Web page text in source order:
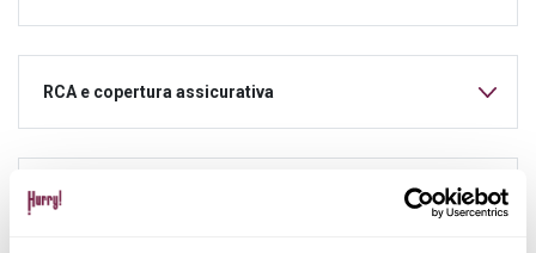
RCA e copertura assicurativa
Manutenzione ordinaria e straordinaria